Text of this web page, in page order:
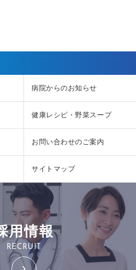
病院からのお知らせ
健康レシピ・野菜スープ
お問い合わせのご案内
サイトマップ
用情報
RECRUIT